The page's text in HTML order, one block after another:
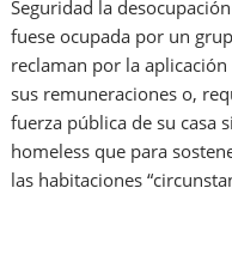
Seguridad la
fuese ocupada por un
reclaman por la
sus remuneraciones o,
fuerza pública de su casa
homeless que para
las habitaciones